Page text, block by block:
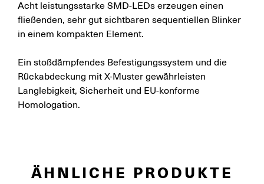
Acht leistungsstarke SMD-LEDs erzeugen einen
fließenden, sehr gut sichtbaren sequentiellen Blinker
in einem kompakten Element.
Ein stoßdämpfendes Befestigungssystem und die
Rückabdeckung mit X-Muster gewährleisten
Langlebigkeit, Sicherheit und EU-konforme
Homologation.
ÄHNLICHE PRODUKTE